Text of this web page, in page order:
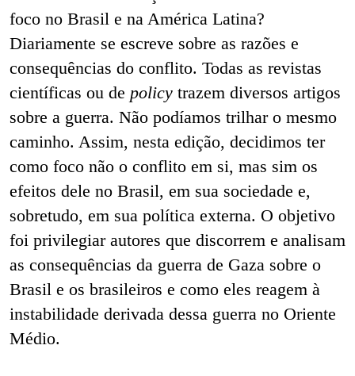
foco no Brasil e na América Latina?
Diariamente se escreve sobre as razões e
consequências do conflito. Todas as revistas
científicas ou de policy trazem diversos artigos
sobre a guerra. Não podíamos trilhar o mesmo
caminho. Assim, nesta edição, decidimos ter
como foco não o conflito em si, mas sim os
efeitos dele no Brasil, em sua sociedade e,
sobretudo, em sua política externa. O objetivo
foi privilegiar autores que discorrem e analisam
as consequências da guerra de Gaza sobre o
Brasil e os brasileiros e como eles reagem à
instabilidade derivada dessa guerra no Oriente
Médio.